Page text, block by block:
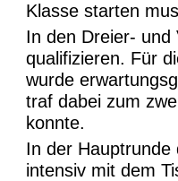
Klasse starten
In den Dreier-
qualifizieren. Für
wurde
traf dabei zum
konnte.
In der
intensiv mit dem